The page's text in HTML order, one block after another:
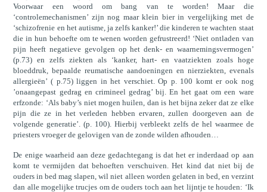
Voorwaar een woord om bang van te worden! Maar die
‘controlemechanismen’ zijn nog maar klein bier in vergelijking met de
‘schizofrenie en het autisme, ja zelfs kanker!’ die kinderen te wachten staat
die in hun behoefte om te wenen worden gefrustreerd! ‘Niet ontladen van
pijn heeft negatieve gevolgen op het denk- en waarnemingsvermogen’
(p.73) en zelfs ziekten als ‘kanker, hart- en vaatziekten zoals hoge
bloeddruk, bepaalde reumatische aandoeningen en nierziekten, evenals
allergieën’ ( p.75) liggen in het verschiet. Op p. 100 komt er ook nog
’onaangepast gedrag en crimineel gedrag’ bij. En het gaat om een ware
erfzonde: ‘Als baby’s niet mogen huilen, dan is het bijna zeker dat ze elke
pijn die ze in het verleden hebben ervaren, zullen doorgeven aan de
volgende generatie’. (p. 100). Hierbij verbleekt zelfs de hel waarmee de
priesters vroeger de gelovigen van de zonde wilden afhouden…
De enige waarheid aan deze gedachtegang is dat het er inderdaad op aan
komt te vermijden dat behoeften verschuiven. Het kind dat niet bij de
ouders in bed mag slapen, wil niet alleen worden gelaten in bed, en verzint
dan alle mogelijke trucjes om de ouders toch aan het lijntje te houden: ‘Ik